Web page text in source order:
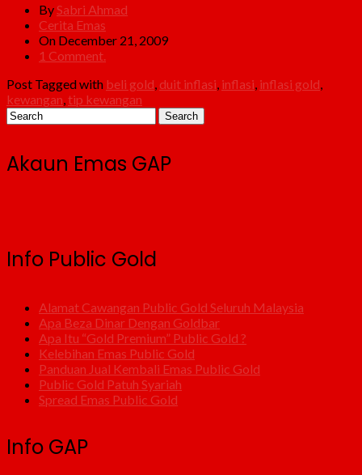
By Sabri Ahmad
Cerita Emas
On December 21, 2009
1 Comment.
Post Tagged with beli gold duit inflasi inflasi inflasi gold
kewangan tip kewangan
Akaun Emas GAP
Info Public Gold
Alamat Cawangan Public Gold Seluruh Malaysia
Apa Beza Dinar Dengan Goldbar
Apa Itu “Gold Premium” Public Gold ?
Kelebihan Emas Public Gold
Panduan Jual Kembali Emas Public Gold
Public Gold Patuh Syariah
Spread Emas Public Gold
Info GAP